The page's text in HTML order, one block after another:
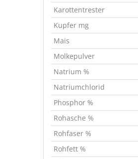
Karottentrester
Kupfer mg
Mais
Molkepulver
Natrium %
Natriumchlorid
Phosphor %
Rohasche %
Rohfaser %
Rohfett %